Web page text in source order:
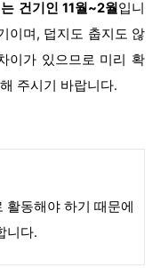
건기인 11월~2월입니
이며, 덥지도 춥지도 않
이가 있으므로 미리 확
주시기 바랍니다.
활동해야 하기 때문에
니다.